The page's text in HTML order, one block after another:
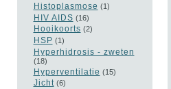
Histoplasmose (1)
HIV AIDS (16)
Hooikoorts (2)
HSP (1)
Hyperhidrosis - zweten
(18)
Hyperventilatie (15)
Jicht (6)